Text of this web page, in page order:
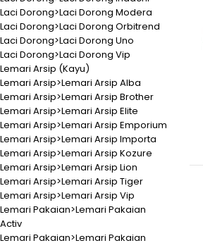
Laci Dorong>Laci Dorong Modera
Laci Dorong>Laci Dorong Orbitrend
Laci Dorong>Laci Dorong Uno
Laci Dorong>Laci Dorong Vip
Lemari Arsip (Kayu)
Lemari Arsip>Lemari Arsip Alba
Lemari Arsip>Lemari Arsip Brother
Lemari Arsip>Lemari Arsip Elite
Lemari Arsip>Lemari Arsip Emporium
Lemari Arsip>Lemari Arsip Importa
Lemari Arsip>Lemari Arsip Kozure
Lemari Arsip>Lemari Arsip Lion
Lemari Arsip>Lemari Arsip Tiger
Lemari Arsip>Lemari Arsip Vip
Lemari Pakaian>Lemari Pakaian
Activ
Lemari Pakaian>Lemari Pakaian